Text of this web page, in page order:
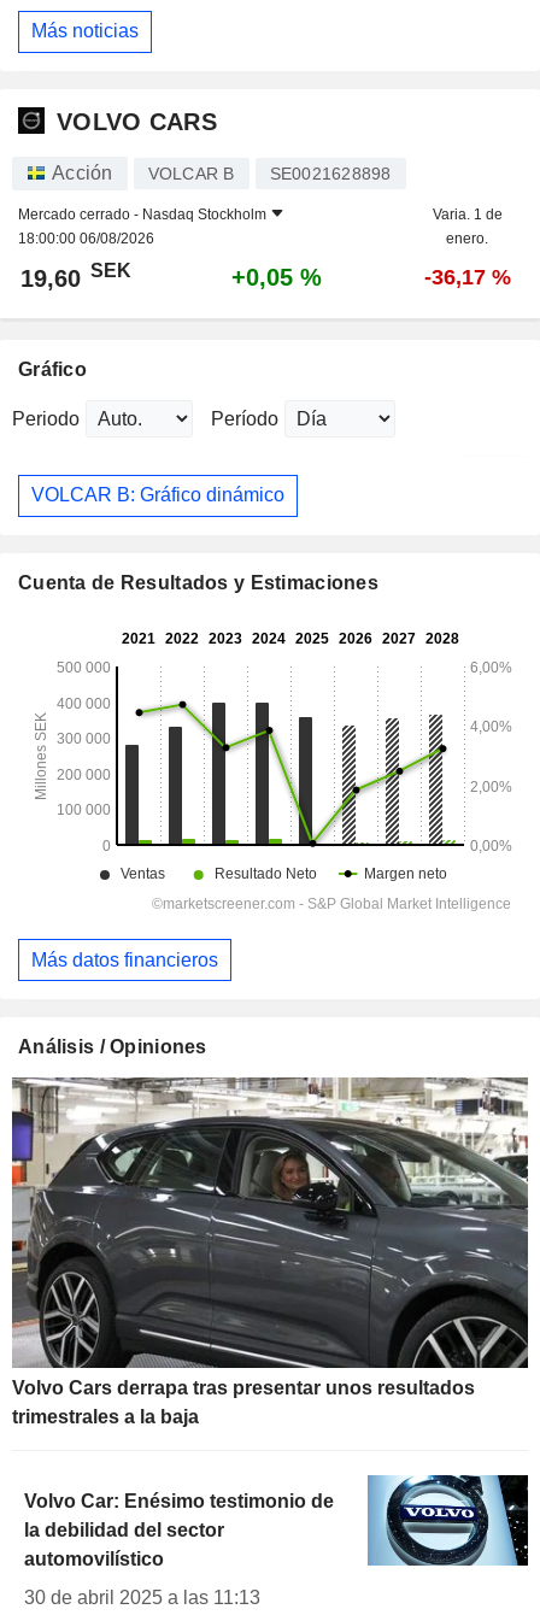
Más noticias
VOLVO CARS
Acción VOLCAR B SE0021628898
Mercado cerrado - Nasdaq Stockholm
18:00:00 06/08/2026
Varia. 1 de
enero.
19,60 SEK +0,05 % -36,17 %
Gráfico
Periodo Período
VOLCAR B: Gráfico dinámico
Cuenta de Resultados y Estimaciones
Más datos financieros
Análisis / Opiniones
Volvo Cars derrapa tras presentar unos resultados
trimestrales a la baja
Volvo Car: Enésimo testimonio de
la debilidad del sector
automovilístico
30 de abril 2025 a las 11:13